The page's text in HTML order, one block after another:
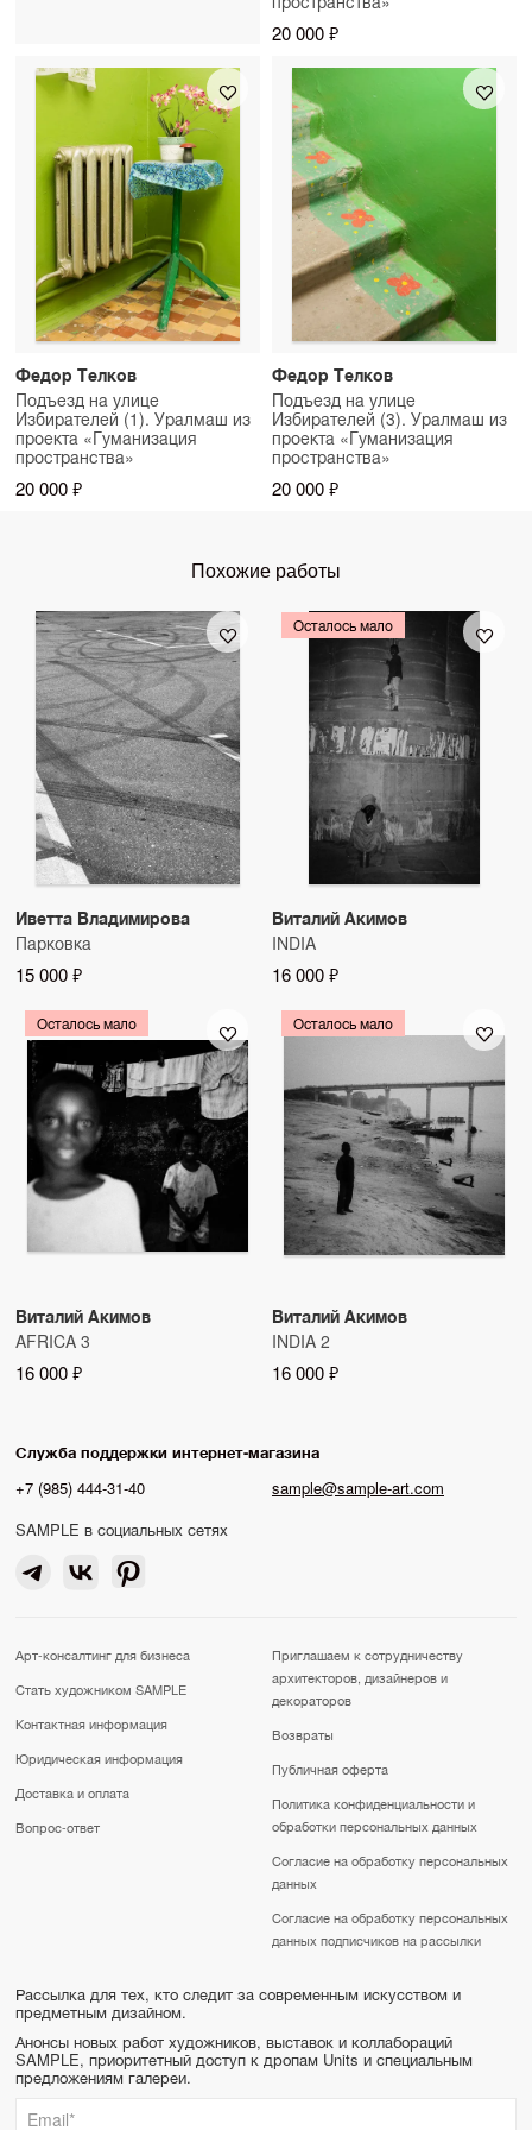
20 000 ₽
Федор Телков
Подъезд на улице
Избирателей (1). Уралмаш из
проекта «Гуманизация
пространства»
20 000 ₽
Федор Телков
Подъезд на улице
Избирателей (3). Уралмаш из
проекта «Гуманизация
пространства»
20 000 ₽
Похожие работы
Иветта Владимирова
Парковка
15 000 ₽
Осталось мало
Виталий Акимов
INDIA
16 000 ₽
Осталось мало
Виталий Акимов
AFRICA 3
16 000 ₽
Осталось мало
Виталий Акимов
INDIA 2
16 000 ₽
Служба поддержки интернет-магазина
+7 (985) 444-31-40
sample@sample-art.com
SAMPLE в социальных сетях
Арт-консалтинг для бизнеса
Стать художником SAMPLE
Контактная информация
Юридическая информация
Доставка и оплата
Вопрос-ответ
Приглашаем к сотрудничеству
архитекторов, дизайнеров и
декораторов
Возвраты
Публичная оферта
Политика конфиденциальности и
обработки персональных данных
Согласие на обработку персональных
данных
Согласие на обработку персональных
данных подписчиков на рассылки
Рассылка для тех, кто следит за современным искусством и
предметным дизайном.
Анонсы новых работ художников, выставок и коллабораций
SAMPLE, приоритетный доступ к дропам Units и специальным
предложениям галереи.